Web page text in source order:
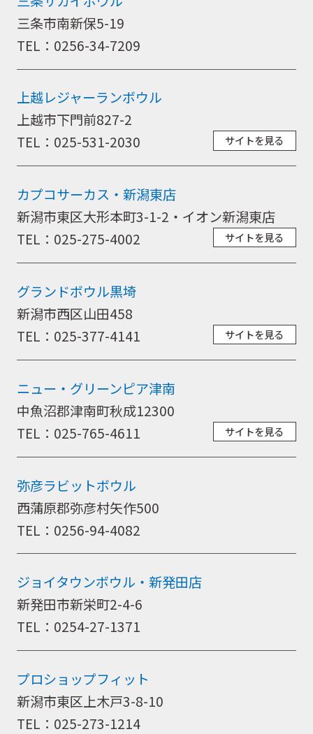
三条市南新保5-19
TEL：0256-34-7209
上越レジャーランボウル
上越市下門前827-2
TEL：025-531-2030
サイトを見る
カプコサーカス・新潟東店
新潟市東区大形本町3-1-2・イオン新潟東店
TEL：025-275-4002
サイトを見る
グランドボウル黒埼
新潟市西区山田458
TEL：025-377-4141
サイトを見る
ニュー・グリーンピア津南
中魚沼郡津南町秋成12300
TEL：025-765-4611
サイトを見る
弥彦ラビットボウル
西蒲原郡弥彦村矢作500
TEL：0256-94-4082
ジョイタウンボウル・新発田店
新発田市新栄町2-4-6
TEL：0254-27-1371
プロショップフィット
新潟市東区上木戸3-8-10
TEL：025-273-1214